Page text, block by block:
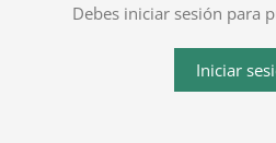
Debes iniciar sesión para
Iniciar